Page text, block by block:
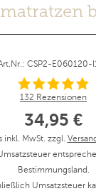
CSP2-E060120-
132 Rezensionen
34,95 €
inkl. MwSt. zzgl.
Bestimmungsland.
Umsatzsteuer